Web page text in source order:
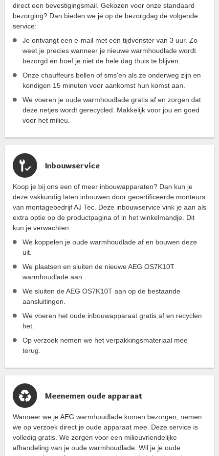
direct een bevestigingsmail. Gekozen voor onze standaard
bezorging? Dan bieden we je op de bezorgdag de volgende
service:
Je ontvangt een e-mail met een tijdvenster van 3 uur. Zo
weet je precies wanneer je nieuwe warmhoudlade wordt
bezorgd en hoef je niet de hele dag thuis te blijven.
Onze chauffeurs bellen of sms'en als ze onderweg zijn en
kondigen 15 minuten voor aankomst hun komst aan.
We voeren je oude warmhoudlade gratis af en zorgen dat
deze netjes wordt gerecycled. Makkelijk voor jou en goed
voor het milieu.
Inbouwservice
Koop je bij ons een of meer inbouwapparaten? Dan kun je
deze vakkundig laten inbouwen door gecertificeerde monteurs
van montagebedrijf AJ Tec. Deze inbouwservice vink je aan als
extra optie op de productpagina of in het winkelmandje. Dit
kun je verwachten:
We koppelen je oude warmhoudlade af en bouwen deze
uit.
We plaatsen en sluiten de nieuwe AEG OS7K10T
warmhoudlade aan.
We sluiten de AEG OS7K10T aan op de bestaande
aansluitingen.
We voeren het oude inbouwapparaat gratis af en recyclen
het.
Op verzoek nemen we het verpakkingsmateriaal mee
terug.
Meenemen oude apparaat
Wanneer we je AEG warmhoudlade komen bezorgen, nemen
we op verzoek direct je oude apparaat mee. Deze service is
volledig gratis. We zorgen voor een milieuvriendelijke
afhandeling van je oude warmhoudlade. Wil je je oude